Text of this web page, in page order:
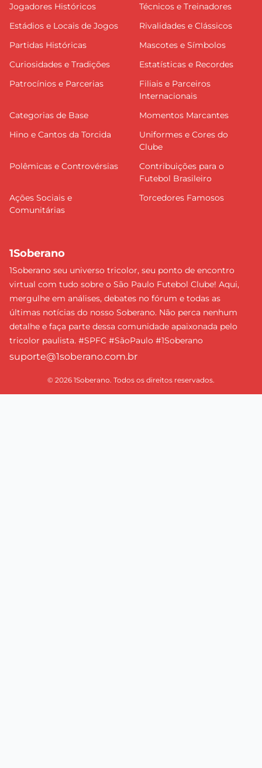
Jogadores Históricos
Técnicos e Treinadores
Estádios e Locais de Jogos
Rivalidades e Clássicos
Partidas Históricas
Mascotes e Símbolos
Curiosidades e Tradições
Estatísticas e Recordes
Patrocínios e Parcerias
Filiais e Parceiros
Internacionais
Categorias de Base
Momentos Marcantes
Hino e Cantos da Torcida
Uniformes e Cores do
Clube
Polêmicas e Controvérsias
Contribuições para o
Futebol Brasileiro
Ações Sociais e
Comunitárias
Torcedores Famosos
1Soberano
1Soberano seu universo tricolor, seu ponto de encontro
virtual com tudo sobre o São Paulo Futebol Clube! Aqui,
mergulhe em análises, debates no fórum e todas as
últimas notícias do nosso Soberano. Não perca nenhum
detalhe e faça parte dessa comunidade apaixonada pelo
tricolor paulista. #SPFC #SãoPaulo #1Soberano
suporte@1soberano.com.br
© 2026 1Soberano. Todos os direitos reservados.